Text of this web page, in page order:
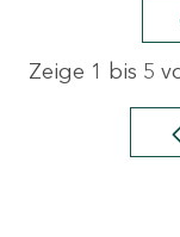
Zeige 1 bis 5